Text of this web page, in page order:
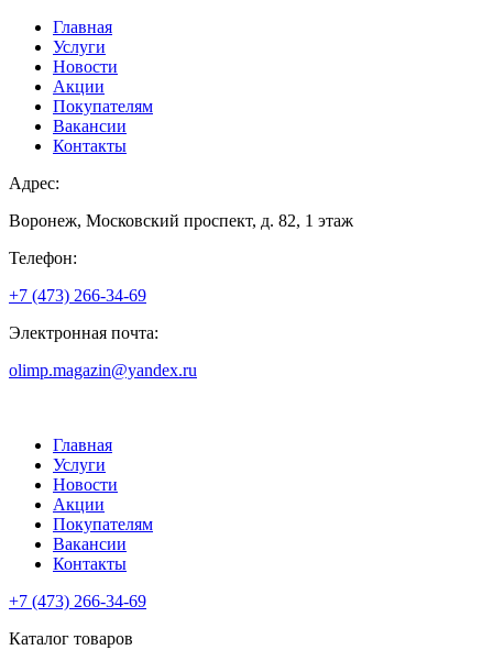
Главная
Услуги
Новости
Акции
Покупателям
Вакансии
Контакты
Адрес:
Воронеж, Московский проспект, д. 82, 1 этаж
Телефон:
+7 (473) 266-34-69
Электронная почта:
olimp.magazin@yandex.ru
Главная
Услуги
Новости
Акции
Покупателям
Вакансии
Контакты
+7 (473) 266-34-69
Каталог товаров